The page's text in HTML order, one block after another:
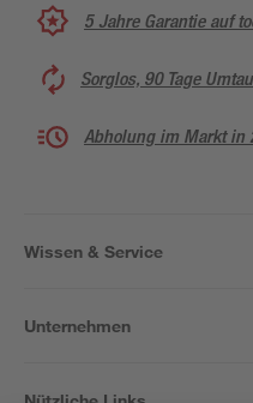
5 Jahre Garantie auf
Sorglos, 90 Tage
Abholung im Markt in
Wissen & Service
Unternehmen